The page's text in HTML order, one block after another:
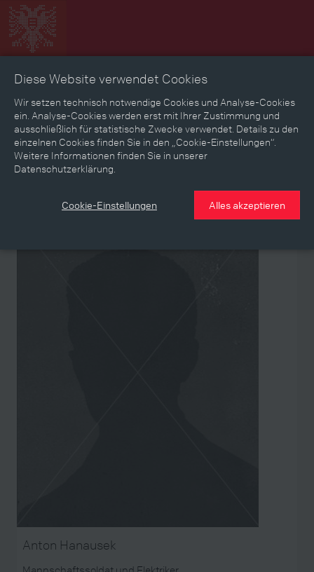
Zeitbild Zeitreise Landkarte Erinnerungen
Mediathek Textmodus
Themen Zeiträume Aspekte
Anton Hanausek
Diese Website verwendet Cookies
Wir setzen technisch notwendige Cookies und Analyse-Cookies
ein. Analyse-Cookies werden erst mit Ihrer Zustimmung und
ausschließlich für statistische Zwecke verwendet. Details zu den
einzelnen Cookies finden Sie in den „Cookie-Einstellungen“.
Weitere Informationen finden Sie in unserer
Datenschutzerklärung.
Cookie-Einstellungen Alles akzeptieren